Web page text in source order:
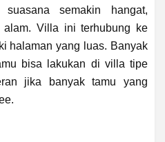
semakin hangat,
alam. Villa ini terhubung ke
halaman yang luas. Banyak
bisa lakukan di villa tipe
jika banyak tamu yang